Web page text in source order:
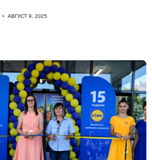
АВГУСТ 9, 2025